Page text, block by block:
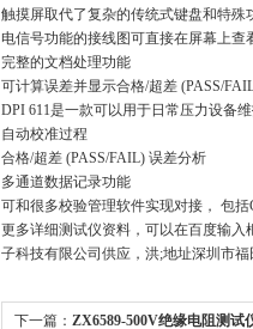
触摸屏取代了复杂的传统式键盘和特殊功
电信号功能的接线图可直接在屏幕上查
完整的文档处理功能
可计算误差并显示合格/超差 (PASS/
DPI 611是一款可以用于日常压力设备
自动校准过程
合格/超差 (PASS/FAIL) 误差分析
多通道数据记录功能
可和很多校验管理软件实现对接， 包
更多详细测试仪资料，可以在百度输
子科技有限公司供应，洪;地址深圳市
下一篇： ZX6589-500V绝缘电阻测试